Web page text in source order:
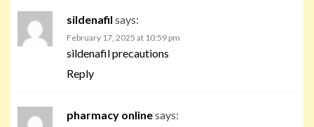
sildenafil says:
February 17, 2025 at 10:59 pm
sildenafil precautions
Reply
pharmacy onlinesays: